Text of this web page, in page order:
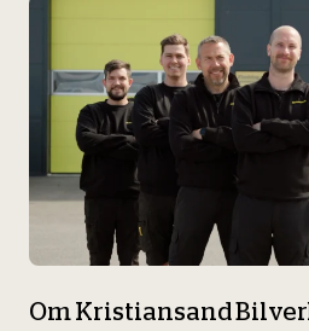
Om Kristiansand